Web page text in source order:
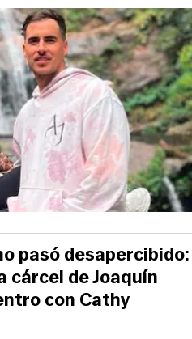
pasó desapercibido:
cárcel de Joaquín
con Cathy